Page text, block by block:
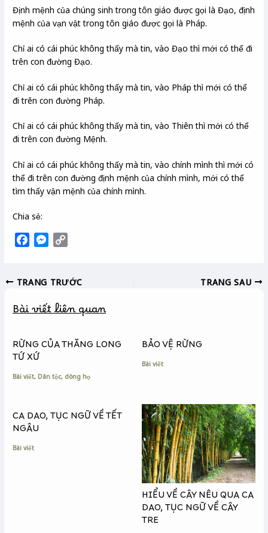
Định mệnh của chúng sinh trong tôn giáo được gọi là Đạo, định
mệnh của vạn vật trong tôn giáo được gọi là Pháp.
Chỉ ai có cái phúc không thấy mà tin, vào Đạo thì mới có thể đi
trên con đường Đạo.
Chỉ ai có cái phúc không thấy mà tin, vào Pháp thì mới có thể
đi trên con đường Pháp.
Chỉ ai có cái phúc không thấy mà tin, vào Thiên thì mới có thể
đi trên con đường Mệnh.
Chỉ ai có cái phúc không thấy mà tin, vào chính mình thì mới có
thể đi trên con đường định mệnh của chính mình, mới có thể
tìm thấy vận mệnh của chính mình.
Chia sẻ:
e
o
k
M
s
n
e
y
i
k
TRANG TRƯỚC TRANG SAU
Bài viết liên quan
RỪNG CỦA THĂNG LONG
TỨ XỨ
Bài viết, Dân tộc, dòng họ
BẢO VỆ RỪNG
Bài viết
CA DAO, TỤC NGỮ VỀ TẾT
NGÂU
Bài viết
HIỂU VỀ CÂY NÊU QUA CA
DAO, TỤC NGỮ VỀ CÂY
TRE